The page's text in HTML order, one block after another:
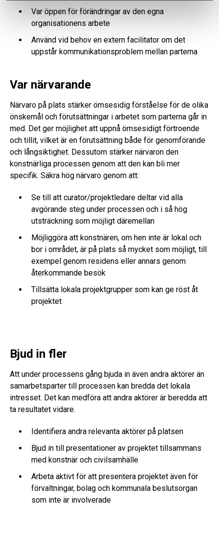
Var öppen för förändringar av den egna
organisationens arbete
Använd vid behov en extern facilitator om det
uppstår kommunikationsproblem mellan parterna
Var närvarande
Närvaro på plats stärker ömsesidig förståelse för de olika
önskemål och förutsättningar i arbetet som parterna går in
med. Det ger möjlighet att uppnå ömsesidigt förtroende
och tillit, vilket är en förutsättning både för genomförande
och långsiktighet. Dessutom stärker närvaron den
konstnärliga processen genom att den kan bli mer
specifik. Säkra hög närvaro genom att:
Se till att curator/projektledare deltar vid alla
avgörande steg under processen och i så hög
utsträckning som möjligt däremellan
Möjliggöra att konstnären, om hen inte är lokal och
bor i området, är på plats så mycket som möjligt, till
exempel genom residens eller annars genom
återkommande besök
Tillsätta lokala projektgrupper som kan ge röst åt
projektet
Bjud in fler
Att under processens gång bjuda in även andra aktörer än
samarbetsparter till processen kan bredda det lokala
intresset. Det kan medföra att andra aktörer är beredda att
ta resultatet vidare.
Identifiera andra relevanta aktörer på platsen
Bjud in till presentationer av projektet tillsammans
med konstnär och civilsamhälle
Arbeta aktivt för att presentera projektet även för
förvaltningar, bolag och kommunala beslutsorgan
som inte är involverade